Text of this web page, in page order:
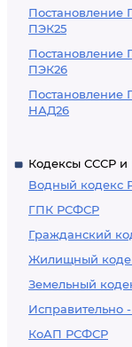
Постановление
ПЭК25
Постановление
ПЭК26
Постановление
НАД26
Кодексы СССР
Водный кодекс
ГПК РСФСР
Гражданский
Жилищный
Земельный
Исправительно
КоАП РСФСР